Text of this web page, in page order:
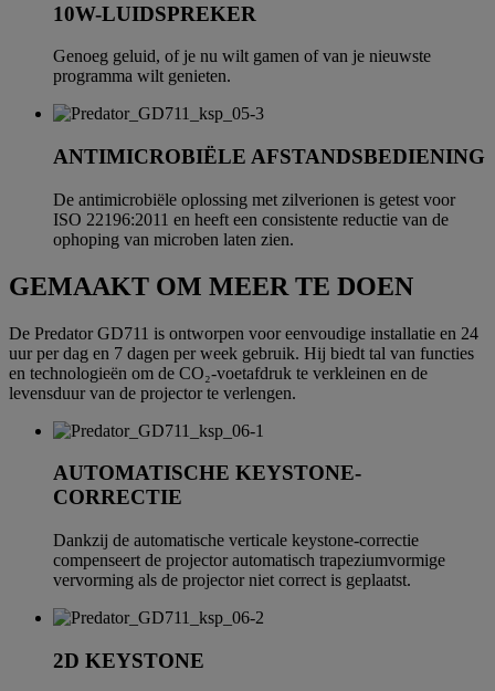
10W-LUIDSPREKER
Genoeg geluid, of je nu wilt gamen of van je nieuwste
programma wilt genieten.
ANTIMICROBIËLE AFSTANDSBEDIENING
De antimicrobiële oplossing met zilverionen is getest voor
ISO 22196:2011 en heeft een consistente reductie van de
ophoping van microben laten zien.
GEMAAKT OM MEER TE DOEN
De Predator GD711 is ontworpen voor eenvoudige installatie en 24
uur per dag en 7 dagen per week gebruik. Hij biedt tal van functies
en technologieën om de CO₂-voetafdruk te verkleinen en de
levensduur van de projector te verlengen.
AUTOMATISCHE KEYSTONE-
CORRECTIE
Dankzij de automatische verticale keystone-correctie
compenseert de projector automatisch trapeziumvormige
vervorming als de projector niet correct is geplaatst.
2D KEYSTONE